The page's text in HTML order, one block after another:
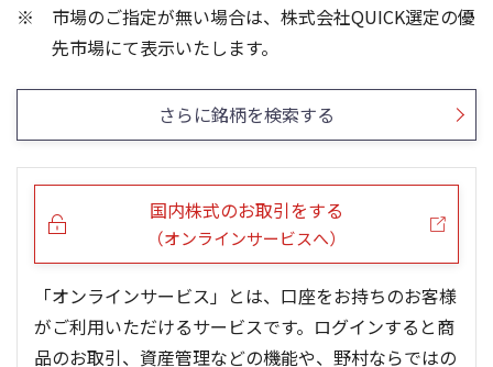
13週移動平均 26週移動平均 出来高(千)
4,000
0
400
800
5ヶ月移動平均 25ヶ月移動平均 出来高(千)
2,000
0
200
400
市場のご指定が無い場合は、株式会社QUICK選定の優
先市場にて表示いたします。
さらに銘柄を検索する
国内株式のお取引をする
（オンラインサービスへ）
「オンラインサービス」とは、口座をお持ちのお客様
がご利用いただけるサービスです。ログインすると商
品のお取引、資産管理などの機能や、野村ならではの